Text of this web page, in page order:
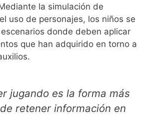
la simulación de
uso de personajes, los niños se
donde deben aplicar
que han adquirido en torno a
jugando es la forma más
retener información en